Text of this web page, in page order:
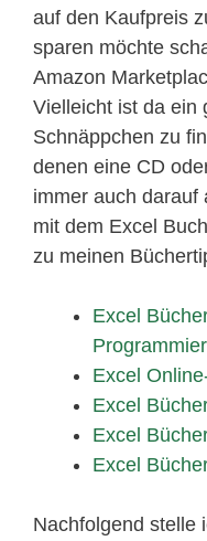
auf den Kaufpreis
sparen möchte
Amazon
Vielleicht ist da ein
Schnäppchen zu
denen eine CD
immer auch darauf
mit dem Excel
zu meinen
Excel
Excel
Excel
Excel
Excel
Nachfolgend stelle